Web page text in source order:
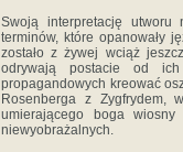
Swoją interpretację utworu
terminów, które opanowały
zostało z żywej wciąż
odrywają postacie od
propagandowych kreować
Rosenberga z Zygfrydem,
umierającego boga
niewyobrażalnych.